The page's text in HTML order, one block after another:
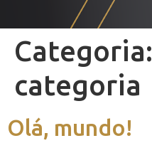
Categoria:
categoria
Olá, mundo!